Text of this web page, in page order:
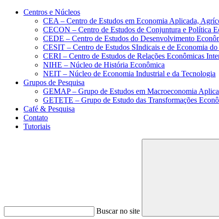
Conteúdo principal Menu principal
Centros e Núcleos
CEA – Centro de Estudos em Economia Aplicada,
CECON – Centro de Estudos de Conjuntura e Política
CEDE – Centro de Estudos do Desenvolvimento
CESIT – Centro de Estudos SIndicais e de Economia
CERI – Centro de Estudos de Relações Econômicas
NIHE – Núcleo de História Econômica
NEIT – Núcleo de Economia Industrial e da Tecnologia
Grupos de Pesquisa
GEMAP – Grupo de Estudos em Macroeconomia
GETETE – Grupo de Estudo das Transformações
Café & Pesquisa
Contato
Tutoriais
Buscar no site